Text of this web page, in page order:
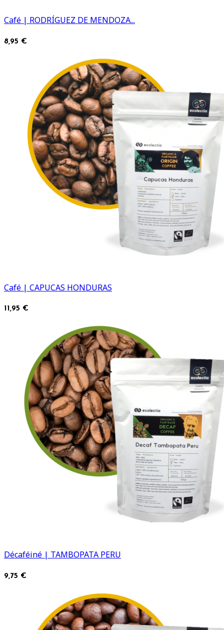
Café | RODRÍGUEZ DE MENDOZA...
8,95 €
Café | CAPUCAS HONDURAS
11,95 €
Décaféiné | TAMBOPATA PERU
9,75 €